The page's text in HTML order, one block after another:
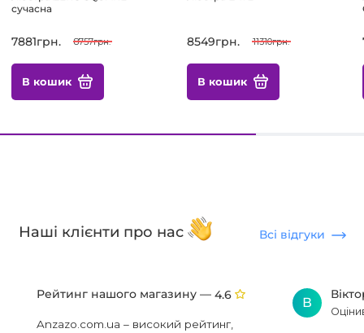
сучасна
7881грн. 8757грн.
В кошик
8549грн. 11310грн.
В кошик
Наші клієнти про нас Всі відгуки
Рейтинг нашого магазину — 4.6
Anzazo.com.ua – високий рейтинг,
В